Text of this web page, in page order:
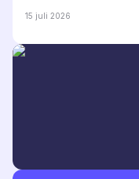
15 juli 2026